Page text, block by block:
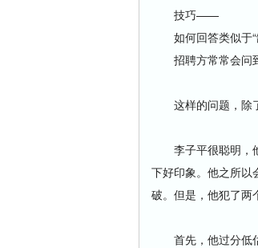
技巧——
如何回答类似于“
招聘方常常会问到
这样的问题，除了
李子平很聪明，他
下好印象。他之所以
破。但是，他犯了两
首先，他过分低估